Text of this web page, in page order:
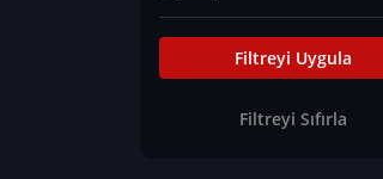
Eğitim Bilimleri
İlknur İyigökler
Büşra Elif Kıvrak
Can TORUN
Filtreyi Uygula
Filtreyi Sıfırla